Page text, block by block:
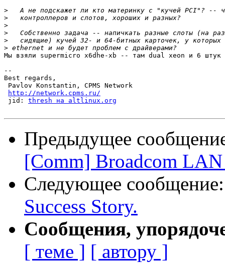
>
>
>
>
>
>
Мы взяли supermicro x6dhe-xb -- там dual xeon и 6 штук
--
Best regards,
Pavlov Konstantin, CPMS Network
http://network.cpms.ru/
jid: thresh на altlinux.org
Предыдущее
[Comm] Broadcom LAN
Следующее
Success Story.
Сообщения,
[ теме ] [ автору ]